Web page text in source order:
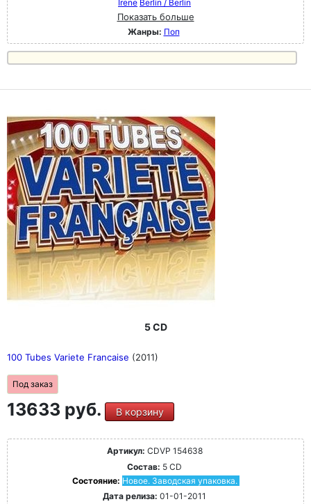
Irene Berlin / Berlin
Показать больше
Жанры: Поп
5 CD
100 Tubes Variete Francaise (2011)
Под заказ
13633 руб. В корзину
Артикул: CDVP 154638
Состав: 5 CD
Состояние: Новое. Заводская упаковка.
Дата релиза: 01-01-2011